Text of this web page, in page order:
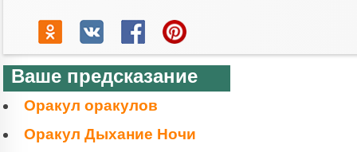
Ваше предсказание
Оракул оракулов
Оракул Дыхание Ночи